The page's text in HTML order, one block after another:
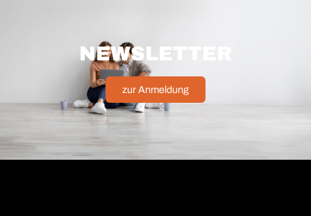
NEWSLETTER
zur Anmeldung